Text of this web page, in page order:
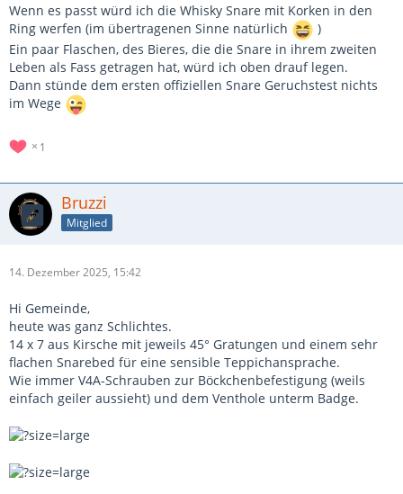
Wenn es passt würd ich die Whisky Snare mit Korken in den
Ring werfen (im übertragenen Sinne natürlich
)
Ein paar Flaschen, des Bieres, die die Snare in ihrem zweiten
Leben als Fass getragen hat, würd ich oben drauf legen.
Dann stünde dem ersten offiziellen Snare Geruchstest nichts
im Wege
1
Bruzzi
Mitglied
14. Dezember 2025, 15:42
Hi Gemeinde,
heute was ganz Schlichtes.
14 x 7 aus Kirsche mit jeweils 45° Gratungen und einem sehr
flachen Snarebed für eine sensible Teppichansprache.
Wie immer V4A-Schrauben zur Böckchenbefestigung (weils
einfach geiler aussieht) und dem Venthole unterm Badge.